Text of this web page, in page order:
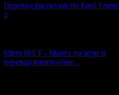
Перевод рассказов по Fatal Frame
2
Silent Hill F - Манга по игре и
перевод книги-нове...